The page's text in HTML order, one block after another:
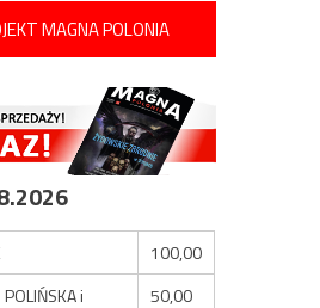
MAGNA POLONIA
100,00
i
50,00